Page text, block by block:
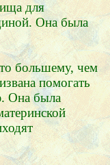
для
Она была
большему, чем
помогать
Она была